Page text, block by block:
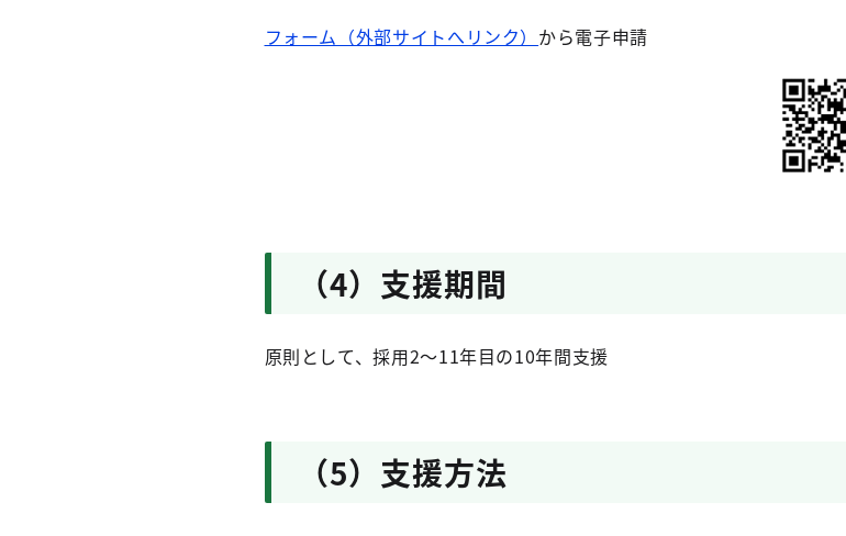
フォーム（外部サイトへリンク） から電子申請
（4）支援期間
原則として、採用2～11年目の10年間支援
（5）支援方法